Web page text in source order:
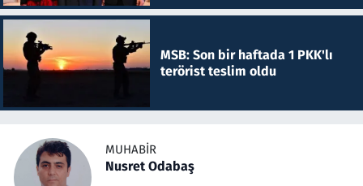
MSB: Son bir haftada 1 PKK'lı
terörist teslim oldu
MUHABIR
Nusret Odabaş